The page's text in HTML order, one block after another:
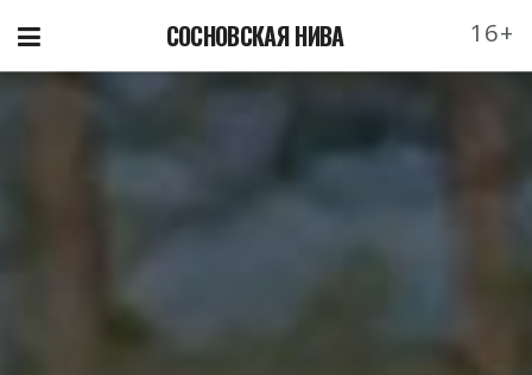
СОСНОВСКАЯ НИВА 16+